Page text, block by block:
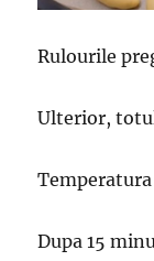
Rulourile
Ulterior,
Temperatura
Dupa 15